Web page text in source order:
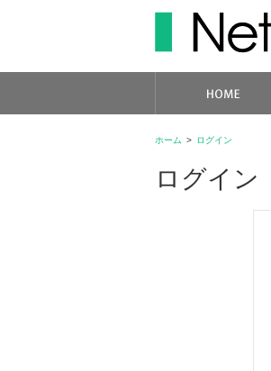
ホーム > ログイン
ログイン